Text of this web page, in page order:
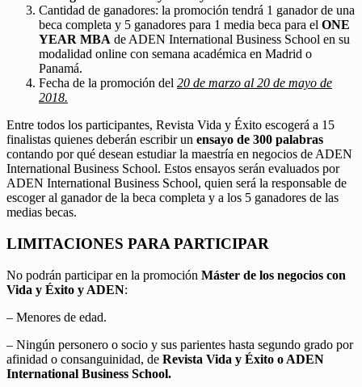
Cantidad de ganadores: la promoción tendrá 1 ganador de una
beca completa y 5 ganadores para 1 media beca para el ONE
YEAR MBA de ADEN International Business School en su
modalidad online con semana académica en Madrid o
Panamá.
Fecha de la promoción del 20 de marzo al 20 de mayo de
2018.
Entre todos los participantes, Revista Vida y Éxito escogerá a 15
finalistas quienes deberán escribir un ensayo de 300 palabras
contando por qué desean estudiar la maestría en negocios de ADEN
International Business School. Estos ensayos serán evaluados por
ADEN International Business School, quien será la responsable de
escoger al ganador de la beca completa y a los 5 ganadores de las
medias becas.
LIMITACIONES PARA PARTICIPAR
No podrán participar en la promoción Máster de los negocios con
Vida y Éxito y ADEN:
– Menores de edad.
– Ningún personero o socio y sus parientes hasta segundo grado por
afinidad o consanguinidad, de Revista Vida y Éxito o ADEN
International Business School.